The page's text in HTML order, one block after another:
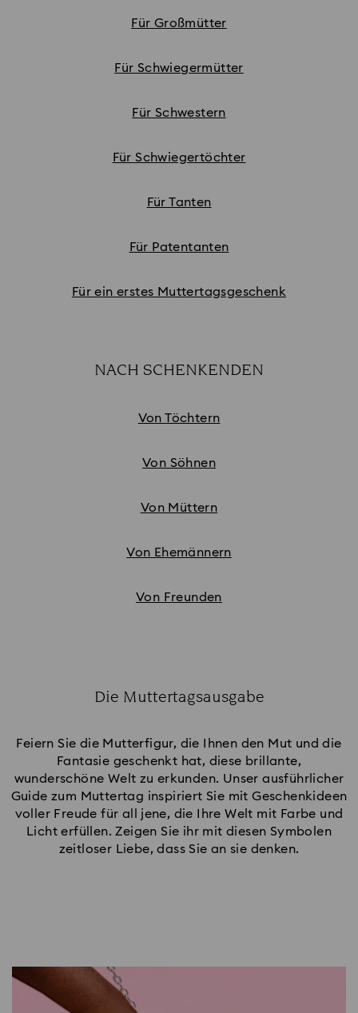
Für Großmütter
Für Schwiegermütter
Für Schwestern
Für Schwiegertöchter
Für Tanten
Für Patentanten
Für ein erstes Muttertagsgeschenk
NACH SCHENKENDEN
Von Töchtern
Von Söhnen
Von Müttern
Von Ehemännern
Von Freunden
Die Muttertagsausgabe
Feiern Sie die Mutterfigur, die Ihnen den Mut und die
Fantasie geschenkt hat, diese brillante,
wunderschöne Welt zu erkunden. Unser ausführlicher
Guide zum Muttertag inspiriert Sie mit Geschenkideen
voller Freude für all jene, die Ihre Welt mit Farbe und
Licht erfüllen. Zeigen Sie ihr mit diesen Symbolen
zeitloser Liebe, dass Sie an sie denken.